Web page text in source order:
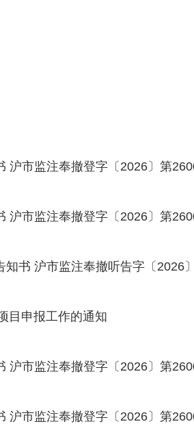
市监注奉撤登字〔2026〕第
市监注奉撤登字〔2026〕第
目申报工作的通知
市监注奉撤登字〔2026〕第
市监注奉撤登字〔2026〕第